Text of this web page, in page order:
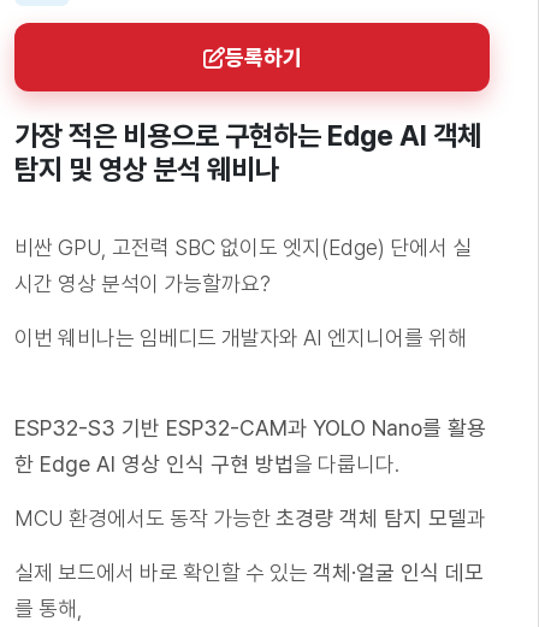
등록하기
가장 적은 비용으로 구현하는 Edge AI 객체
탐지 및 영상 분석 웨비나
비싼 GPU, 고전력 SBC 없이도 엣지(Edge) 단에서 실
시간 영상 분석이 가능할까요?
이번 웨비나는 임베디드 개발자와 AI 엔지니어를 위해
ESP32-S3 기반 ESP32-CAM과 YOLO Nano를 활용
한 Edge AI 영상 인식 구현 방법을 다룹니다.
MCU 환경에서도 동작 가능한초경량 객체 탐지 모델과
실제 보드에서 바로 확인할 수 있는 객체·얼굴 인식 데모
를 통해,